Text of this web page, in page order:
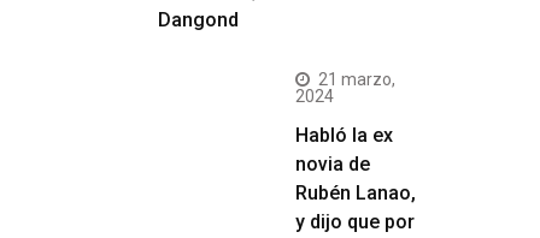
Dangond
21 marzo,
2024
Habló la ex
novia de
Rubén Lanao,
y dijo que por